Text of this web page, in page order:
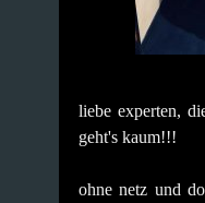
liebe experten,
geht's kaum!!!
ohne netz und